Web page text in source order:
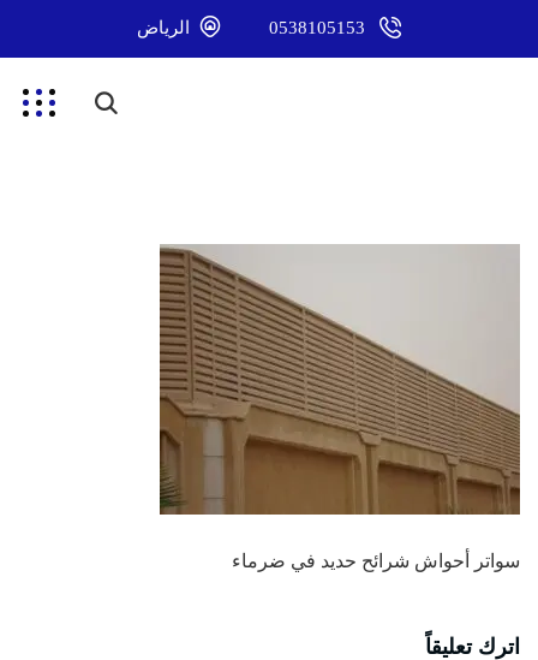
0538105153 الرياض
سواتر أحواش شرائح حديد في ضرماء
اترك تعليقاً